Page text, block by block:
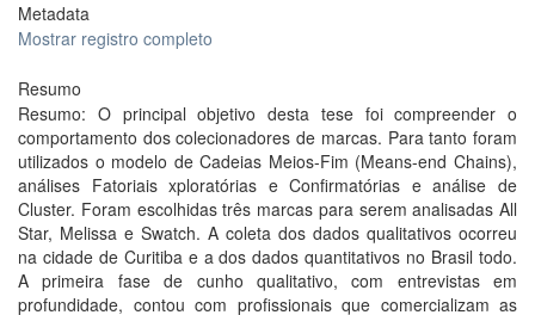
Metadata
Mostrar registro completo
Resumo
Resumo: O principal objetivo desta tese foi compreender o
comportamento dos colecionadores de marcas. Para tanto foram
utilizados o modelo de Cadeias Meios-Fim (Means-end Chains),
análises Fatoriais xploratórias e Confirmatórias e análise de
Cluster. Foram escolhidas três marcas para serem analisadas All
Star, Melissa e Swatch. A coleta dos dados qualitativos ocorreu
na cidade de Curitiba e a dos dados quantitativos no Brasil todo.
A primeira fase de cunho qualitativo, com entrevistas em
profundidade, contou com profissionais que comercializam as